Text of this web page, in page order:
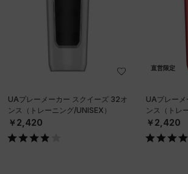
UAプレーメーカー スクイーズ 32オ
ンス（トレーニング/UNISEX）
￥2,420
直営限定
UAプレー
ンス（トレ
￥2,420